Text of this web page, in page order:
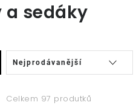
a sedáky
Celkem 97 produtků
Ř
a
z
Nejprodávanější